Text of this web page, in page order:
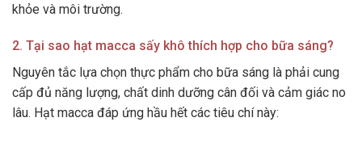
khỏe và môi trường.
2. Tại sao hạt macca sấy khô thích hợp cho bữa sáng?
Nguyên tắc lựa chọn thực phẩm cho bữa sáng là phải cung
cấp đủ năng lượng, chất dinh dưỡng cân đối và cảm giác no
lâu. Hạt macca đáp ứng hầu hết các tiêu chí này: